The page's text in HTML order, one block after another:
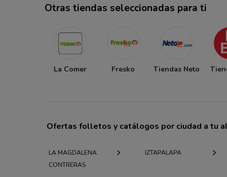
Otras tiendas seleccionadas para ti
La Comer Fresko Tiendas Neto
Ofertas folletos y catálogos por ciudad a tu
LA MAGDALENA
CONTRERAS
IZTAPALAPA